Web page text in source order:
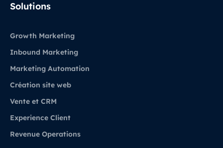
Solutions
Growth Marketing
Inbound Marketing
Marketing Automation
Création site web
Vente et CRM
Experience Client
Revenue Operations